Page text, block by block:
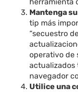
Mantenga
tip más
“secuestro
operativo de
actualizados
navegador
Utilice una